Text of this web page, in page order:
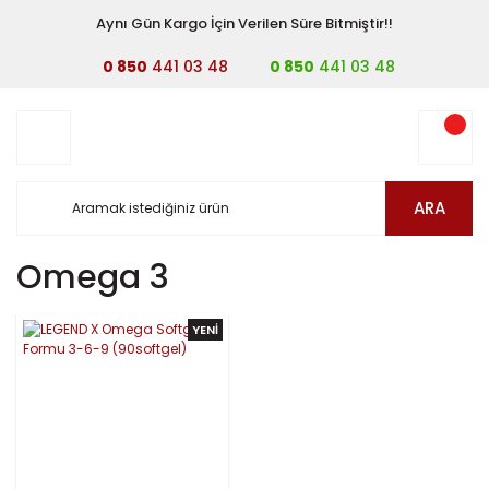
Aynı Gün Kargo İçin Verilen Süre Bitmiştir!!
0 850 441 03 48 0 850 441 03 48
ARA
Omega 3
YENİ